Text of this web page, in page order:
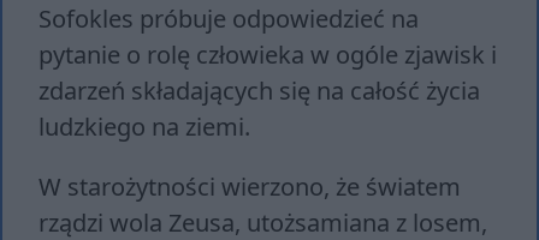
Sofokles próbuje odpowiedzieć na
pytanie o rolę człowieka w ogóle zjawisk i
zdarzeń składających się na całość życia
ludzkiego na ziemi.
W starożytności wierzono, że światem
rządzi wola Zeusa, utożsamiana z losem,